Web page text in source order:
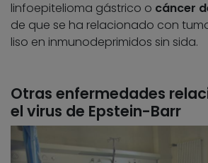
linfoepitelioma gástrico o cáncer
de que se ha relacionado con
liso en inmunodeprimidos sin sida.
Otras enfermedades
el virus de Epstein-Barr